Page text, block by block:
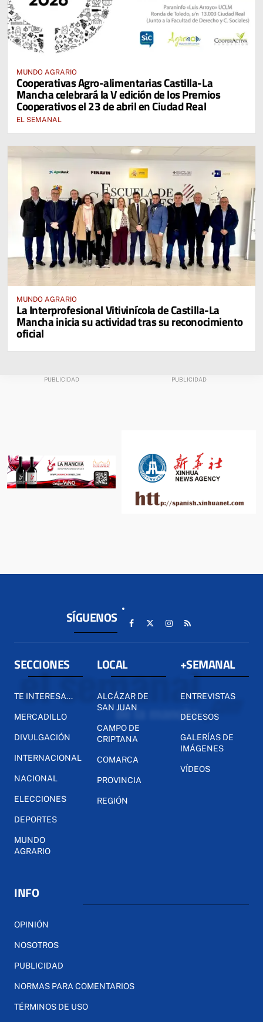
MUNDO AGRARIO
Cooperativas Agro-alimentarias Castilla-La
Mancha celebrará la V edición de los Premios
Cooperativos el 23 de abril en Ciudad Real
EL SEMANAL
MUNDO AGRARIO
La Interprofesional Vitivinícola de Castilla-La
Mancha inicia su actividad tras su reconocimiento
oficial
SÍGUENOS
SECCIONES
TE INTERESA...
MERCADILLO
DIVULGACIÓN
INTERNACIONAL
NACIONAL
ELECCIONES
DEPORTES
MUNDO
AGRARIO
LOCAL
ALCÁZAR DE
SAN JUAN
CAMPO DE
CRIPTANA
COMARCA
PROVINCIA
REGIÓN
+SEMANAL
ENTREVISTAS
DECESOS
GALERÍAS DE
IMÁGENES
VÍDEOS
INFO
OPINIÓN
NOSOTROS
PUBLICIDAD
NORMAS PARA COMENTARIOS
TÉRMINOS DE USO